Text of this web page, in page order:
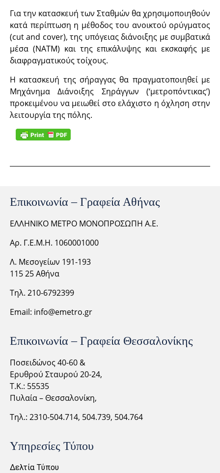
Για την κατασκευή των Σταθμών θα χρησιμοποιηθούν
κατά περίπτωση η μέθοδος του ανοικτού ορύγματος
(cut and cover), της υπόγειας διάνοιξης με συμβατικά
μέσα (ΝΑΤΜ) και της επικάλυψης και εκσκαφής με
διαφραγματικούς τοίχους.
Η κατασκευή της σήραγγας θα πραγματοποιηθεί με
Μηχάνημα Διάνοιξης Σηράγγων (‘μετροπόντικας’)
προκειμένου να μειωθεί στο ελάχιστο η όχληση στην
λειτουργία της πόλης.
Επικοινωνία – Γραφεία Αθήνας
ΕΛΛΗΝΙΚΟ ΜΕΤΡΟ ΜΟΝΟΠΡΟΣΩΠΗ Α.Ε.
Αρ. Γ.Ε.Μ.Η. 1060001000
Λ. Μεσογείων 191-193
115 25 Αθήνα
Τηλ. 210-6792399
Email: info@emetro.gr
Επικοινωνία – Γραφεία Θεσσαλονίκης
Ποσειδώνος 40-60 &
Ερυθρού Σταυρού 20-24,
Τ.Κ.: 55535
Πυλαία – Θεσσαλονίκη,
Τηλ.: 2310-504.714, 504.739, 504.764
Υπηρεσίες Τύπου
Δελτία Τύπου